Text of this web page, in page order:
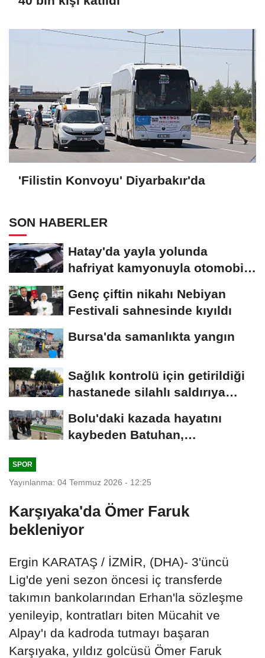
'Filistin Konvoyu' Diyarbakır'da
SON HABERLER
Hatay'da yayla yolunda
hafriyat kamyonuyla otomobil
Genç çiftin nikahı Nebiyan
Festivali sahnesinde kıyıldı
Bursa'da samanlıkta yangın
Sağlık kontrolü için getirildiği
hastanede silahlı saldırıya
Bolu'daki kazada hayatını
kaybeden Batuhan,
SPOR
Yayınlanma: 04 Temmuz 2026 - 12:25
Karşıyaka'da Ömer Faruk
bekleniyor
Ergin KARATAŞ / İZMİR, (DHA)- 3'üncü
Lig'de yeni sezon öncesi iç transferde
takımın bankolarından Erhan'la sözleşme
yenileyip, kontratları biten Mücahit ve
Alpay'ı da kadroda tutmayı başaran
Karşıyaka, yıldız golcüsü Ömer Faruk